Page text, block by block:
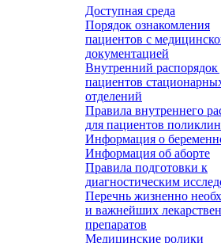
Доступная среда
Порядок ознакомления
пациентов с
документацией
Внутренний распорядок
пациентов
отделений
Правила внутреннего
для пациентов
Информация о
Информация об аборте
Правила подготовки к
диагностическим
Перечнь жизненно
и важнейших
препаратов
Медицинские ролики